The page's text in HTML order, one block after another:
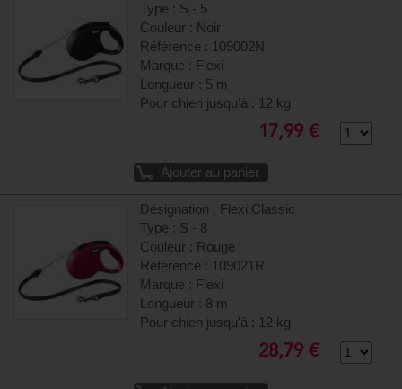
Type : S - 5
Couleur : Noir
Référence : 109002N
Marque : Flexi
Longueur : 5 m
Pour chien jusqu'à : 12 kg
17,99 €
Ajouter au panier
Désignation : Flexi Classic
Type : S - 8
Couleur : Rouge
Référence : 109021R
Marque : Flexi
Longueur : 8 m
Pour chien jusqu'à : 12 kg
28,79 €